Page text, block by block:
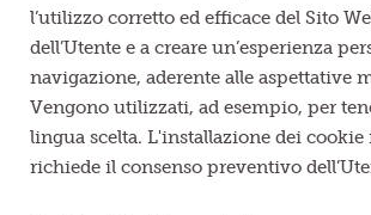
l’utilizzo corretto ed efficace del Sito
dell’Utente e a creare un’esperienza
navigazione, aderente alle aspettative
Vengono utilizzati, ad esempio, per
lingua scelta. L'installazione dei
richiede il consenso preventivo